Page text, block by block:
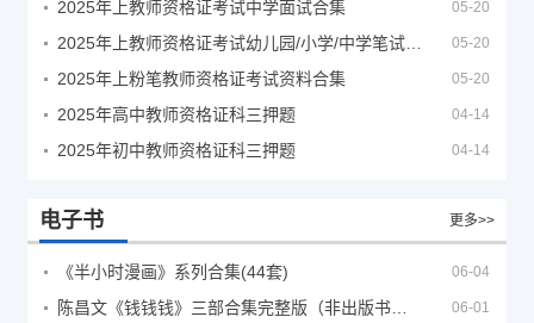
2025年上教师资格证考试中学面试合集 05-20
05-20
2025年上粉笔教师资格证考试资料合集 05-20
2025年高中教师资格证科三押题 04-14
2025年初中教师资格证科三押题 04-14
电子书 更多>>
《半小时漫画》系列合集(44套) 06-04
06-01